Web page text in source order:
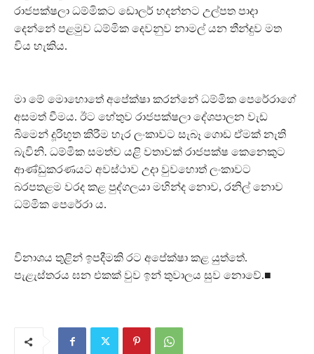
රාජපක්ෂලා ධම්මිකට ඩොලර් හදන්නට උල්පත පාදා
දෙන්නේ පළමුව ධම්මික දෙවනුව නාමල් යන තීන්දුව මත
විය හැකිය.
මා මේ මොහොතේ අපේක්ෂා කරන්නේ ධම්මික පෙරේරාගේ
අසමත් වීමය. ඊට හේතුව රාජපක්ෂලා දේශපාලන වැඩ
බිමෙන් දූරිභූත කිරීම හැර ලංකාවට සැබෑ ගොඩ ඒමක් නැති
බැවිනි. ධම්මික සමත්ව යළි වතාවක් රාජපක්ෂ කෙනෙකුට
ආණ්ඩුකරණයට අවස්ථාව උදා වුවහොත් ලංකාවට
බරපතළම වරද කළ පුද්ගලයා මහින්ද නොව, රනිල් නොව
ධම්මික පෙරේරා ය.
විනාශය තුළින් ඉපදීමකි රට අපේක්ෂා කළ යුත්තේ.
පැළැස්තරය ඝන එකක් වුව ඉන් තුවාලය සුව නොවේ.■